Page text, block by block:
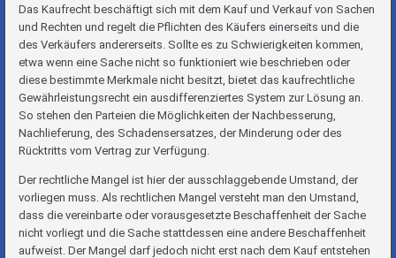
Das Kaufrecht beschäftigt sich mit dem Kauf und Verkauf von Sachen
und Rechten und regelt die Pflichten des Käufers einerseits und die
des Verkäufers andererseits. Sollte es zu Schwierigkeiten kommen,
etwa wenn eine Sache nicht so funktioniert wie beschrieben oder
diese bestimmte Merkmale nicht besitzt, bietet das kaufrechtliche
Gewährleistungsrecht ein ausdifferenziertes System zur Lösung an.
So stehen den Parteien die Möglichkeiten der Nachbesserung,
Nachlieferung, des Schadensersatzes, der Minderung oder des
Rücktritts vom Vertrag zur Verfügung.
Der rechtliche Mangel ist hier der ausschlaggebende Umstand, der
vorliegen muss. Als rechtlichen Mangel versteht man den Umstand,
dass die vereinbarte oder vorausgesetzte Beschaffenheit der Sache
nicht vorliegt und die Sache stattdessen eine andere Beschaffenheit
aufweist. Der Mangel darf jedoch nicht erst nach dem Kauf entstehen